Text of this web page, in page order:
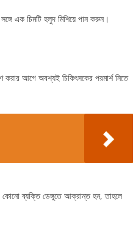
এক চিমটি হলুদ মিশিয়ে পান করুন।
করার আগে অবশ্যই চিকিৎসকের পরমার্শ নিতে
কোনো ব্যক্তি ডেঙ্গুতে আক্রান্ত হন, তাহলে